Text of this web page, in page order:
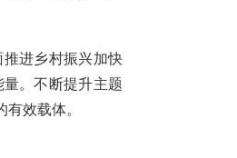
进乡村振兴加快
。不断提升主题
效载体。